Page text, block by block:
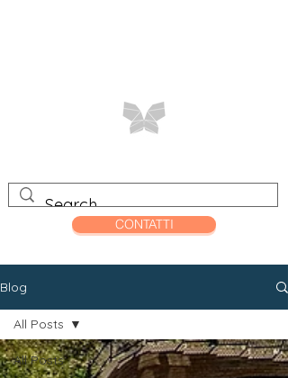
CONTATTI
Blog
All Posts
All Posts